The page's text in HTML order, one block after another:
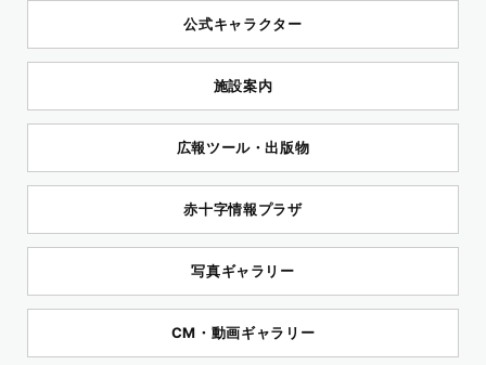
公式キャラクター
施設案内
広報ツール・出版物
赤十字情報プラザ
写真ギャラリー
CM・動画ギャラリー